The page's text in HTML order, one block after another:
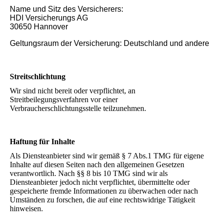
Name und Sitz des Versicherers:
HDI Versicherungs AG
30650 Hannover
Geltungsraum der Versicherung: Deutschland und andere
Streitschlichtung
Wir sind nicht bereit oder verpflichtet, an
Streitbeilegungsverfahren vor einer
Verbraucherschlichtungsstelle teilzunehmen.
Haftung für Inhalte
Als Diensteanbieter sind wir gemäß § 7 Abs.1 TMG für eigene
Inhalte auf diesen Seiten nach den allgemeinen Gesetzen
verantwortlich. Nach §§ 8 bis 10 TMG sind wir als
Diensteanbieter jedoch nicht verpflichtet, übermittelte oder
gespeicherte fremde Informationen zu überwachen oder nach
Umständen zu forschen, die auf eine rechtswidrige Tätigkeit
hinweisen.